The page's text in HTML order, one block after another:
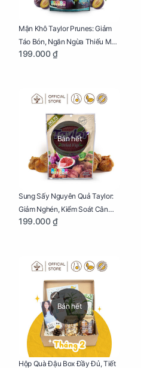
Mận Khô Taylor Prunes: Giảm
Táo Bón, Ngăn Ngừa Thiếu Máu
Cho Mẹ Bầu Túi 250g
199.000 ₫
Bán hết
Sung Sấy Nguyên Quả Taylor:
Giảm Nghén, Kiểm Soát Cân
Nặng Cho Mẹ Bầu Túi 190g
199.000 ₫
Bán hết
Hộp Quà Đậu Box Đầy Đủ, Tiết